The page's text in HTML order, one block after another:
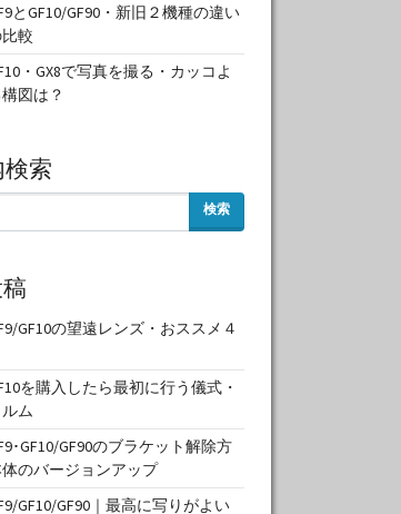
とGF10/GF90・新旧２機種の違い
較
・GX8で写真を撮る・カッコよ
図は？
索
検索
GF10の望遠レンズ・おススメ４
を購入したら最初に行う儀式・
ム
･GF10/GF90のブラケット解除方
のバージョンアップ
GF10/GF90｜最高に写りがよい